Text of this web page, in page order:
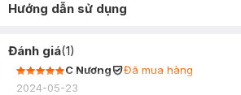
Hướng dẫn sử dụng
Đánh giá(1)
C Nương
Đã mua hàng
2024-05-23